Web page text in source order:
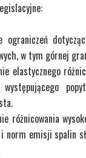
ograniczeń
w tym górnej
elastycznego
występującego
różnicowania
norm emisji spalin